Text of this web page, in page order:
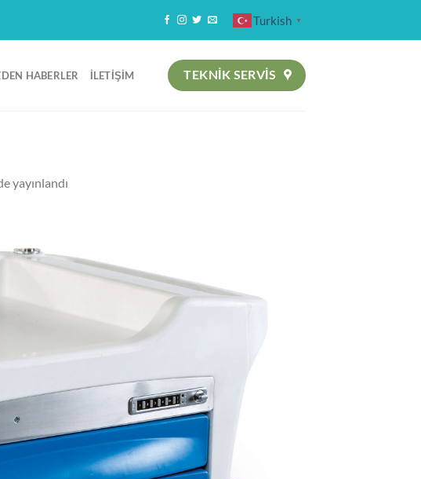
Turkish ▼
HABERLER İLETIŞIM TEKNIK SERVİS
yayınlandı